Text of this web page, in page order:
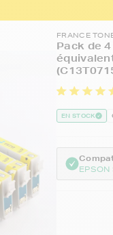
FRANCE
Pack de
EN STOCK